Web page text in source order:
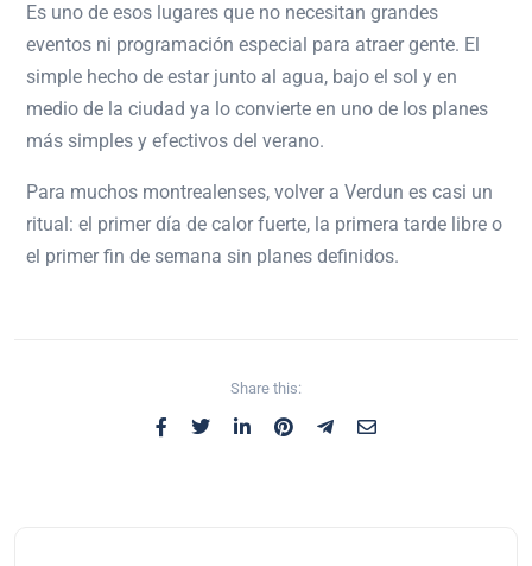
Es uno de esos lugares que no necesitan grandes
eventos ni programación especial para atraer gente. El
simple hecho de estar junto al agua, bajo el sol y en
medio de la ciudad ya lo convierte en uno de los planes
más simples y efectivos del verano.
Para muchos montrealenses, volver a Verdun es casi un
ritual: el primer día de calor fuerte, la primera tarde libre o
el primer fin de semana sin planes definidos.
Share this: